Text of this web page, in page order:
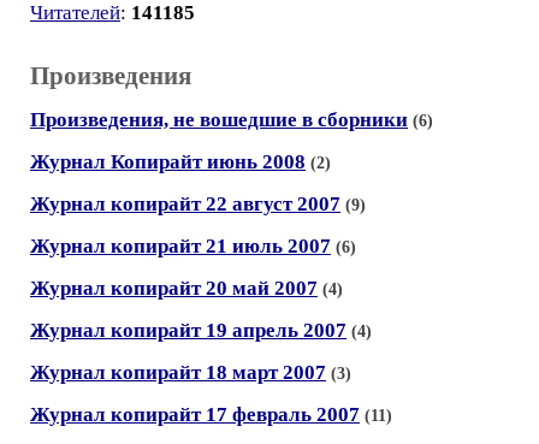
Читателей: 141185
Произведения
Произведения, не вошедшие в сборники (6)
Журнал Копирайт июнь 2008 (2)
Журнал копирайт 22 август 2007 (9)
Журнал копирайт 21 июль 2007 (6)
Журнал копирайт 20 май 2007 (4)
Журнал копирайт 19 апрель 2007 (4)
Журнал копирайт 18 март 2007 (3)
Журнал копирайт 17 февраль 2007 (11)